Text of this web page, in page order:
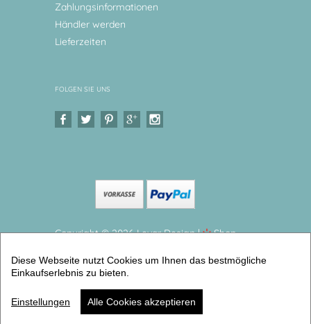
Zahlungsinformationen
Händler werden
Lieferzeiten
FOLGEN SIE UNS
Copyright © 2026 Levar Design |
Shop
Kinderteller Sonne Hochwertiges Kindergeschirr aus
Melamin, BPA frei (teller flach groß) | Artikelnummer:
kitelleisbaer18
Diese Webseite nutzt Cookies um Ihnen das bestmögliche
Einkaufserlebnis zu bieten.
Einstellungen Alle Cookies akzeptieren